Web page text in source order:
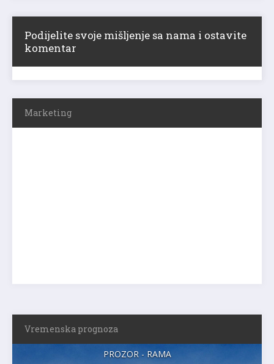
Podijelite svoje mišljenje sa nama i ostavite
komentar
Marketing
Vremenska prognoza
PROZOR - RAMA